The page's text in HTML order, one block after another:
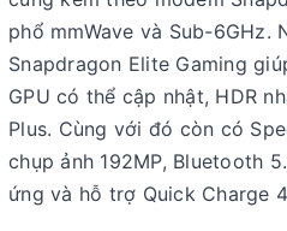
phổ mmWave và Sub-6GHz.
Snapdragon Elite Gaming
GPU có thể cập nhật, HDR
Plus. Cùng với đó còn có
chụp ảnh 192MP, Bluetooth
ứng và hỗ trợ Quick Charge